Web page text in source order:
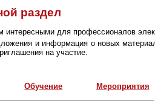
раздел
для профессионалов
и информация о новых
на участие.
Обучение Мероприятия